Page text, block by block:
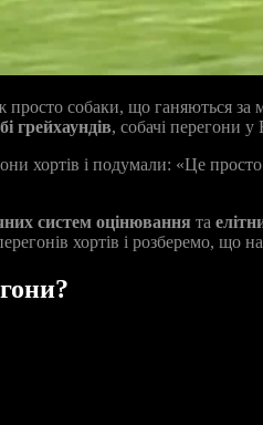
просто собаки, що ганяються за
грейхаундів, собачі перегони
хортів і подумали: «Це
систем оцінювання та
хортів і розберемо, що